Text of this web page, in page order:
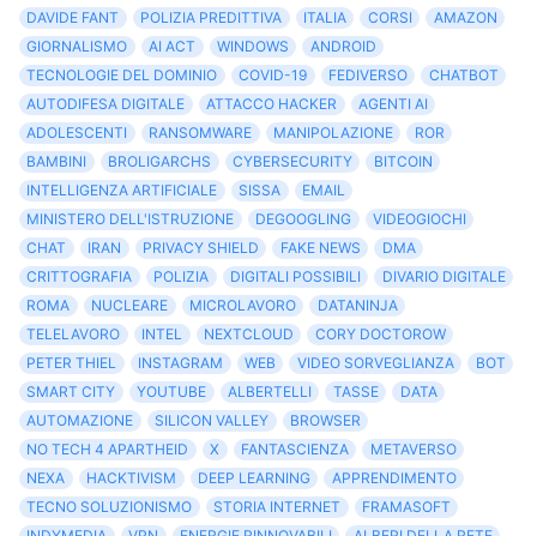
DAVIDE FANT
POLIZIA PREDITTIVA ITALIA CORSI
AMAZON
GIORNALISMO
AI ACT WINDOWS
ANDROID
TECNOLOGIE DEL DOMINIO
COVID-19 FEDIVERSO
CHATBOT
AUTODIFESA DIGITALE
ATTACCO HACKER
AGENTI AI
ADOLESCENTI
RANSOMWARE MANIPOLAZIONE
ROR
BAMBINI
BROLIGARCHS CYBERSECURITY
BITCOIN
INTELLIGENZA ARTIFICIALE
SISSA
EMAIL
MINISTERO DELL'ISTRUZIONE
DEGOOGLING
VIDEOGIOCHI
CHAT
IRAN PRIVACY SHIELD FAKE NEWS
DMA
CRITTOGRAFIA
POLIZIA DIGITALI POSSIBILI
DIVARIO DIGITALE
ROMA
NUCLEARE MICROLAVORO
DATANINJA
TELELAVORO
INTEL NEXTCLOUD
CORY DOCTOROW
PETER THIEL
INSTAGRAM WEB VIDEO SORVEGLIANZA
BOT
SMART CITY
YOUTUBE ALBERTELLI TASSE
DATA
AUTOMAZIONE
SILICON VALLEY
BROWSER
NO TECH 4 APARTHEID
X FANTASCIENZA
METAVERSO
NEXA
HACKTIVISM DEEP LEARNING
APPRENDIMENTO
TECNO SOLUZIONISMO
STORIA INTERNET
FRAMASOFT